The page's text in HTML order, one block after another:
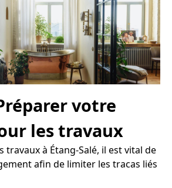
votre
les travaux
travaux à Étang-Salé, il est vital de
afin de limiter les tracas liés